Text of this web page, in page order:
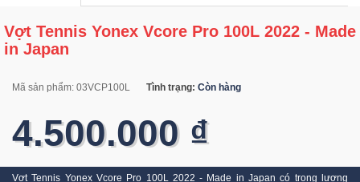
Vợt Tennis Yonex Vcore Pro 100L 2022 - Made
in Japan
Mã sản phẩm: 03VCP100L Tình trạng: Còn hàng
4.500.000 ₫
Vợt Tennis Yonex Vcore Pro 100L 2022 - Made in Japan có trọng lượng